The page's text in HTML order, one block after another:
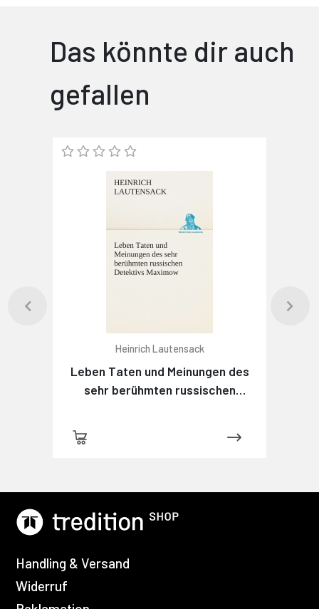
Das könnte dir auch
gefallen
Heinrich Lautensack
Leben Taten und Meinungen des
sehr berühmten russischen
Handling & Versand
Widerruf